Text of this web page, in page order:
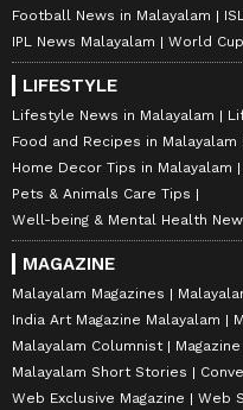
Football News in Malayalam
IPL News Malayalam
World
LIFESTYLE
Lifestyle News in Malayalam
Food and Recipes in Malayalam
Home Decor Tips in Malayalam
Pets & Animals Care Tips
Well-being & Mental Health
MAGAZINE
Malayalam Magazines
India Art Magazine Malayalam
Malayalam Columnist
Malayalam Short Stories
Web Exclusive Magazine
Web